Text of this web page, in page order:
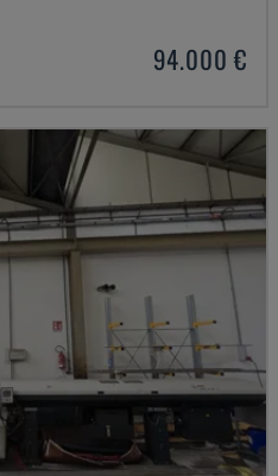
94.000 €